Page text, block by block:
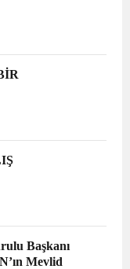
Başkanı
Mevlid